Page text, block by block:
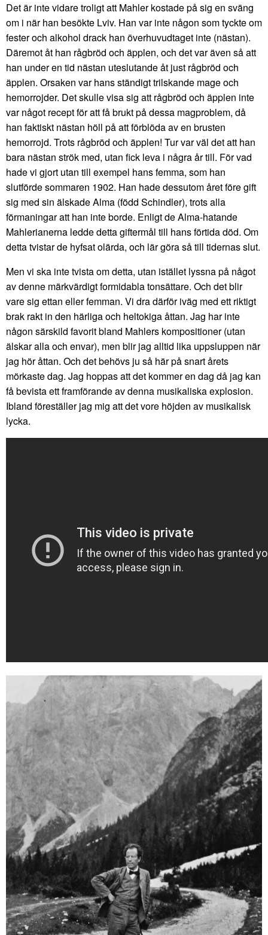
Det är inte vidare troligt att Mahler kostade på sig en sväng
om i när han besökte Lviv. Han var inte någon som tyckte om
fester och alkohol drack han överhuvudtaget inte (nästan).
Däremot åt han rågbröd och äpplen, och det var även så att
han under en tid nästan uteslutande åt just rågbröd och
äpplen. Orsaken var hans ständigt trilskande mage och
hemorrojder. Det skulle visa sig att rågbröd och äpplen inte
var något recept för att få brukt på dessa magproblem, då
han faktiskt nästan höll på att förblöda av en brusten
hemorrojd. Trots rågbröd och äpplen! Tur var väl det att han
bara nästan strök med, utan fick leva i några år till. För vad
hade vi gjort utan till exempel hans femma, som han
slutförde sommaren 1902. Han hade dessutom året före gift
sig med sin älskade Alma (född Schindler), trots alla
förmaningar att han inte borde. Enligt de Alma-hatande
Mahlerianerna ledde detta giftermål till hans förtida död. Om
detta tvistar de hyfsat olärda, och lär göra så till tidernas slut.
Men vi ska inte tvista om detta, utan istället lyssna på något
av denne märkvärdigt formidabla tonsättare. Och det blir
vare sig ettan eller femman. Vi dra därför iväg med ett riktigt
brak rakt in den härliga och heltokiga åttan. Jag har inte
någon särskild favorit bland Mahlers kompositioner (utan
älskar alla och envar), men blir jag alltid lika uppsluppen när
jag hör åttan. Och det behövs ju så här på snart årets
mörkaste dag. Jag hoppas att det kommer en dag då jag kan
få bevista ett framförande av denna musikaliska explosion.
Ibland föreställer jag mig att det vore höjden av musikalisk
lycka.